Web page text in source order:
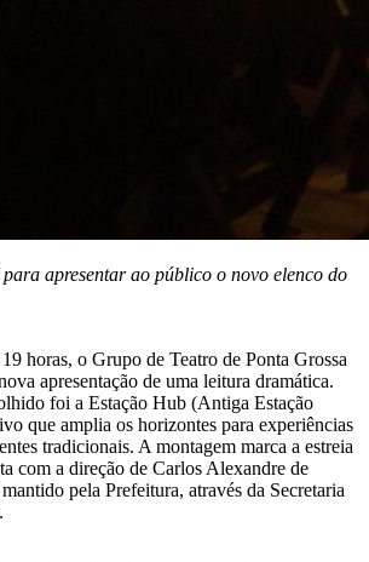
apresentar ao público o novo elenco do
horas, o Grupo de Teatro de Ponta Grossa
apresentação de uma leitura dramática.
foi a Estação Hub (Antiga Estação
que amplia os horizontes para experiências
tradicionais. A montagem marca a estreia
com a direção de Carlos Alexandre de
pela Prefeitura, através da Secretaria